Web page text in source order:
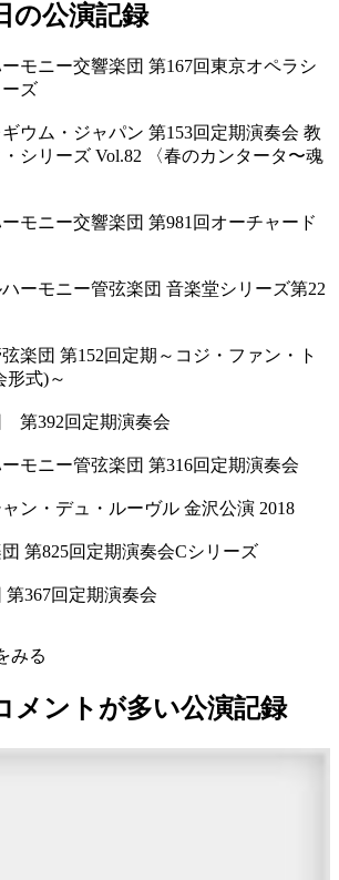
の公演記録
モニー交響楽団 第167回東京オペラシ
ズ
ウム・ジャパン 第153回定期演奏会 教
シリーズ Vol.82 〈春のカンタータ〜魂
モニー交響楽団 第981回オーチャード
ーモニー管弦楽団 音楽堂シリーズ第22
楽団 第152回定期～コジ・ファン・ト
形式)～
第392回定期演奏会
モニー管弦楽団 第316回定期演奏会
ン・デュ・ルーヴル 金沢公演 2018
第825回定期演奏会Cシリーズ
第367回定期演奏会
みる
メントが多い公演記録